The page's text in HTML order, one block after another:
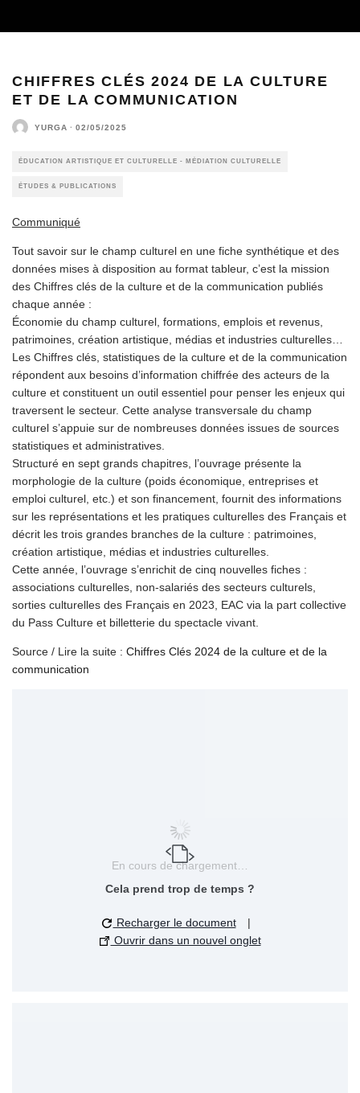
CHIFFRES CLÉS 2024 DE LA CULTURE
ET DE LA COMMUNICATION
YURGA · 02/05/2025
ÉDUCATION ARTISTIQUE ET CULTURELLE - MÉDIATION CULTURELLE
ÉTUDES & PUBLICATIONS
Communiqué
Tout savoir sur le champ culturel en une fiche synthétique et des
données mises à disposition au format tableur, c’est la mission
des Chiffres clés de la culture et de la communication publiés
chaque année :
Économie du champ culturel, formations, emplois et revenus,
patrimoines, création artistique, médias et industries culturelles…
Les Chiffres clés, statistiques de la culture et de la communication
répondent aux besoins d’information chiffrée des acteurs de la
culture et constituent un outil essentiel pour penser les enjeux qui
traversent le secteur. Cette analyse transversale du champ
culturel s’appuie sur de nombreuses données issues de sources
statistiques et administratives.
Structuré en sept grands chapitres, l’ouvrage présente la
morphologie de la culture (poids économique, entreprises et
emploi culturel, etc.) et son financement, fournit des informations
sur les représentations et les pratiques culturelles des Français et
décrit les trois grandes branches de la culture : patrimoines,
création artistique, médias et industries culturelles.
Cette année, l’ouvrage s’enrichit de cinq nouvelles fiches :
associations culturelles, non-salariés des secteurs culturels,
sorties culturelles des Français en 2023, EAC via la part collective
du Pass Culture et billetterie du spectacle vivant.
Source / Lire la suite : Chiffres Clés 2024 de la culture et de la
communication
En cours de chargement…
Cela prend trop de temps ?
Recharger le document
|
Ouvrir dans un nouvel onglet